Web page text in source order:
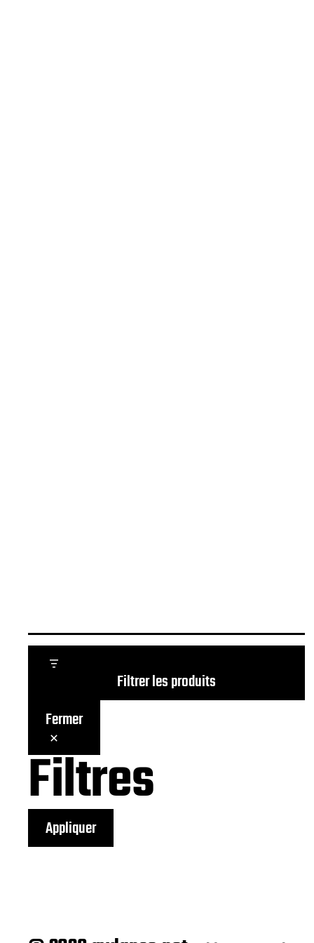
Filtrer les produits
Fermer
Filtres
Appliquer